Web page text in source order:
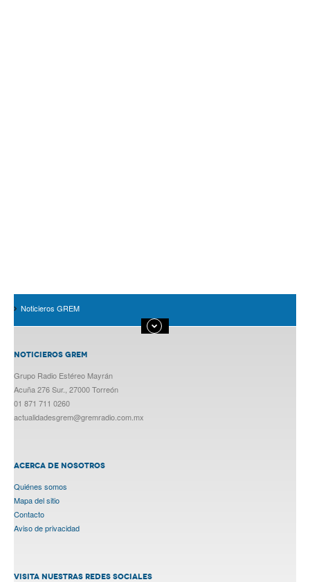
Noticieros GREM
NOTICIEROS GREM
Grupo Radio Estéreo Mayrán
Acuña 276 Sur., 27000 Torreón
01 871 711 0260
actualidadesgrem@gremradio.com.mx
ACERCA DE NOSOTROS
Quiénes somos
Mapa del sitio
Contacto
Aviso de privacidad
VISITA NUESTRAS REDES SOCIALES